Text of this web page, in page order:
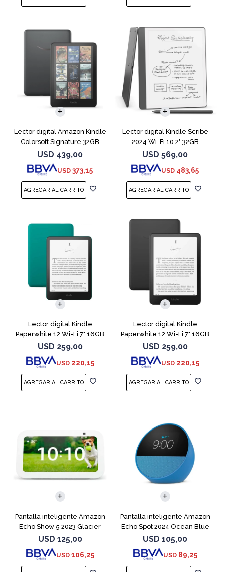
Lector digital Amazon Kindle
Colorsoft Signature 32GB
Negro
USD 439,00
USD 373,15
Lector digital Kindle Scribe
2024 Wi-Fi 10.2" 32GB
Tungsten
USD 569,00
USD 483,65
Lector digital Kindle
Paperwhite 12 Wi-Fi 7" 16GB
Verde
USD 259,00
USD 220,15
Lector digital Kindle
Paperwhite 12 Wi-Fi 7" 16GB
Negro
USD 259,00
USD 220,15
Pantalla inteligente Amazon
Echo Show 5 2023 Glacier
White
USD 125,00
USD 106,25
Pantalla inteligente Amazon
Echo Spot 2024 Ocean Blue
USD 105,00
USD 89,25